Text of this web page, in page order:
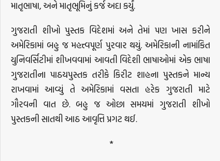
માતૃભાષા, અને માતૃભૂમિનું કર્જ અદા કર્યું.
ગુજરાતી શીખો પુસ્તક વિદેશમાં અને તેમાં પણ ખાસ કરીને
અમેરિકામાં બહુ જ મહત્ત્વપૂર્ણ પુરવાર થયું. અમેરિકાની નામાંકિત
યુનિવર્સિટીમાં શીખવવામાં આવતી વિદેશી ભાષાઓમાં એક ભાષા
ગુજરાતીના પાઠયપુસ્તક તરીકે કિરીટ શાહના પુસ્તકને માન્ય
રાખવામાં આવ્યું તે અમેરિકામાં વસતા હરેક ગુજરાતી માટે
ગૌરવની વાત છે. બહુ જ ઓછા સમયમાં ગુજરાતી શીખો
પુસ્તકની સાતથી આઠ આવૃત્તિ પ્રગટ થઈ.
*